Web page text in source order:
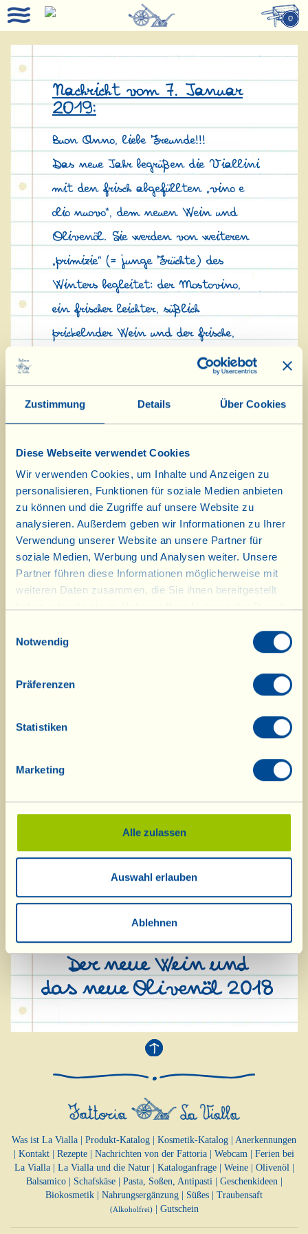
Zustimmung Details Über Cookies
Diese Webseite verwendet Cookies
Wir verwenden Cookies, um Inhalte und Anzeigen zu
personalisieren, Funktionen für soziale Medien anbieten
zu können und die Zugriffe auf unsere Website zu
analysieren. Außerdem geben wir Informationen zu Ihrer
Verwendung unserer Website an unsere Partner für
soziale Medien, Werbung und Analysen weiter. Unsere
Partner führen diese Informationen möglicherweise mit
weiteren Daten zusammen, die Sie ihnen bereitgestellt
Notwendig
Präferenzen
Statistiken
Marketing
Alle zulassen
Auswahl erlauben
Ablehnen
0
Nachricht vom 7. Januar
2019:
Buon Anno, liebe Freunde!!!
Das neue Jahr begrüßen die Viallini
mit den frisch abgefüllten „vino e
olio nuovo“, dem neuen Wein und
Olivenöl. Sie werden von weiteren
„primizie“ (= junge Früchte) des
Winters begleitet: der Mostovino,
ein frischer leichter, süßlich
prickelnder Wein und der frische,
knapp einen Monat gereifte Mini-
kalten Monaten des Jahres geben
Ab Mitte der Woche werden dann
auch die Olivenöle mit Basilikum,
Chili und Rosmarin verfügbar sein….
die Bruschetta ist schon zum Probieren
in der Speisekammer angerichtet!
PS: Nachrichten von La Vialla und
„jungen Früchten“ findet man im
Sie die gedruckte Version bevorzugen:
Was ist La Vialla Produkt-Katalog Kosmetik-Katalog
Anerkennungen
Kontakt Rezepte Nachrichten von der Fattoria Webcam
Ferien bei
La Vialla| La Vialla und die Natur| Kataloganfrage| Weine| Olivenöl|
Balsamico| Schafskäse| Pasta, Soßen, Antipasti| Geschenkideen|
Biokosmetik
Nahrungsergänzung Süßes Traubensaft
(Alkoholfrei)| Gutschein